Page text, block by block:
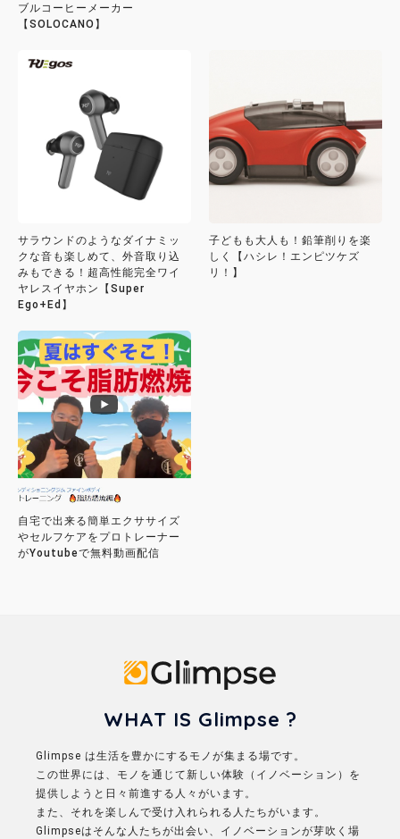
ブルコーヒーメーカー
【SOLOCANO】
サラウンドのようなダイナミッ
クな音も楽しめて、外音取り込
みもできる！超高性能完全ワイ
ヤレスイヤホン【Super
Ego+Ed】
子どもも大人も！鉛筆削りを楽
しく【ハシレ！エンピツケズ
リ！】
自宅で出来る簡単エクササイズ
やセルフケアをプロトレーナー
がYoutubeで無料動画配信
WHAT IS Glimpse ?
Glimpse は生活を豊かにするモノが集まる場です。
この世界には、モノを通じて新しい体験（イノベーション）を
提供しようと日々前進する人々がいます。
また、それを楽しんで受け入れられる人たちがいます。
Glimpseはそんな人たちが出会い、イノベーションが芽吹く場